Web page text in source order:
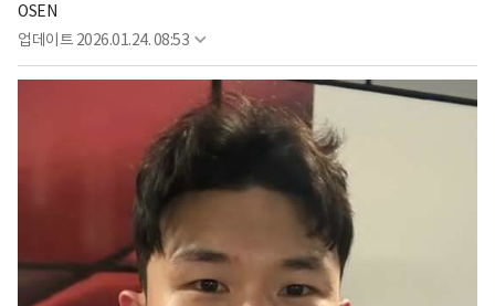
OSEN
업데이트 2026.01.24. 08:53